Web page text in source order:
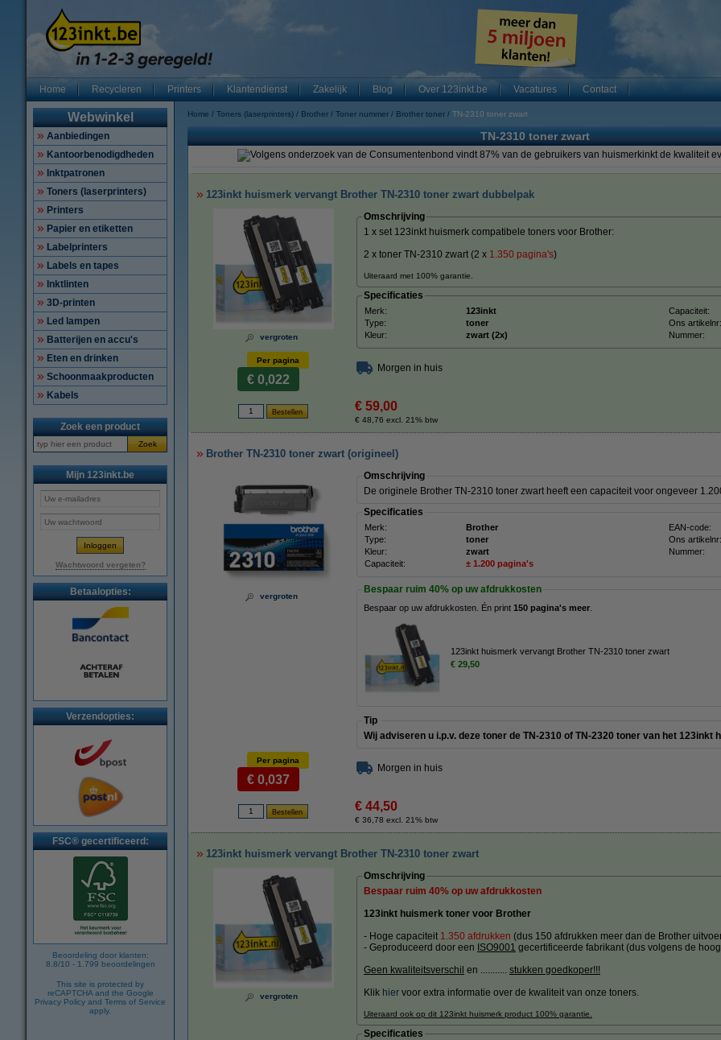
Home Recycleren Printers Klantendienst Zakelijk Blog Over 123inkt.be Vacatures Contact
Webwinkel
Aanbiedingen
Kantoorbenodigdheden
Inktpatronen
Toners (laserprinters)
Printers
Papier en etiketten
Labelprinters
Labels en tapes
Inktlinten
3D-printen
Led lampen
Batterijen en accu's
Eten en drinken
Schoonmaakproducten
Kabels
Zoek een product
Zoek
Mijn 123inkt.be
Wachtwoord vergeten?
Betaalopties:
Verzendopties:
FSC® gecertificeerd:
Beoordeling door klanten:
8.8/10 - 1.799 beoordelingen
This site is protected by
reCAPTCHA and the Google
Privacy Policy and Terms of Service
apply.
Home Toners (laserprinters) Brother Toner nummer Brother toner TN-2310 toner zwart
TN-2310 toner zwart
123inkt huismerk vervangt Brother TN-2310 toner zwart dubbelpak
vergroten
Omschrijving
1 x set 123inkt huismerk compatibele toners voor Brother:
2 x toner TN-2310 zwart (2 x 1.350 pagina's)
Uiteraard met 100% garantie.
Specificaties
Merk: 123inkt Capaciteit:
Type:
toner Ons artikelnr:
Kleur:
zwart (2x) Nummer:
Per pagina
€ 0,022
Morgen in huis
€ 59,00
€ 48,76 excl. 21% btw
Brother TN-2310 toner zwart (origineel)
vergroten
Omschrijving
De originele Brother TN-2310 toner zwart heeft een capaciteit voor ongeveer
Specificaties
Merk: Brother EAN-code:
Type:
toner Ons artikelnr:
Kleur:
zwart Nummer:
Capaciteit:
± 1.200 pagina's
Bespaar ruim 40% op uw afdrukkosten
Bespaar op uw afdrukkosten. Én print 150 pagina's meer
123inkt huismerk vervangt Brother TN-2310 toner zwart
€ 29,50
Tip
Wij adviseren u i.p.v. deze toner de TN-2310 of TN-2320 toner van het 123inkt
Per pagina
€ 0,037
Morgen in huis
€ 44,50
€ 36,78 excl. 21% btw
123inkt huismerk vervangt Brother TN-2310 toner zwart
vergroten
Omschrijving
Bespaar ruim 40% op uw afdrukkosten
123inkt huismerk toner voor Brother
- Hoge capaciteit 1.350 afdrukken (dus 150 afdrukken meer dan de Brother
- Geproduceerd door een ISO9001 gecertificeerde fabrikant (dus volgens de
Geen kwaliteitsverschil en ........... stukken goedkoper!!!
Klik hier voor extra informatie over de kwaliteit van onze toners.
Uiteraard ook op dit 123inkt huismerk product 100% garantie.
Specificaties